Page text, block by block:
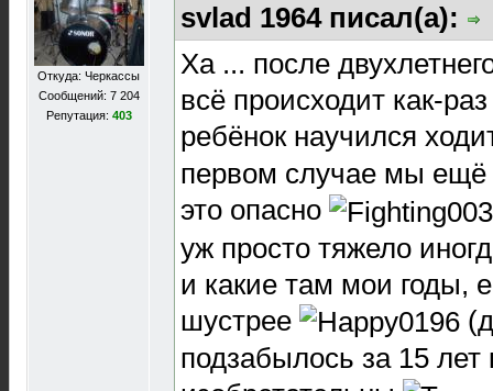
Откуда: Черкассы
Сообщений: 7 204
Репутация: 403
svlad 1964 писал(а):
Ха ... после
всё происходит как-
ребёнок научился
первом случае мы ещё
это опасно
уж просто тяжело
и какие там мои годы,
шустрее
подзабылось за 15